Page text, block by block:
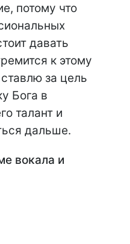
потому что
давать
к этому
за цель
Бога в
талант и
дальше.
вокала и